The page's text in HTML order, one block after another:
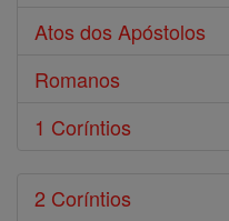
Atos dos Apóstolos
Romanos
1 Coríntios
2 Coríntios